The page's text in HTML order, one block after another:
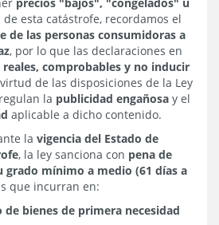
de esta catástrofe, recordamos el
de las personas consumidoras a
, por lo que las declaraciones en
reales, comprobables y no inducir
de las disposiciones de la Ley
la publicidad engañosa y el
aplicable a dicho contenido.
la vigencia del Estado de
, la ley sanciona con pena de
grado mínimo a medio (61 días a
que incurran en:
bienes de primera necesidad